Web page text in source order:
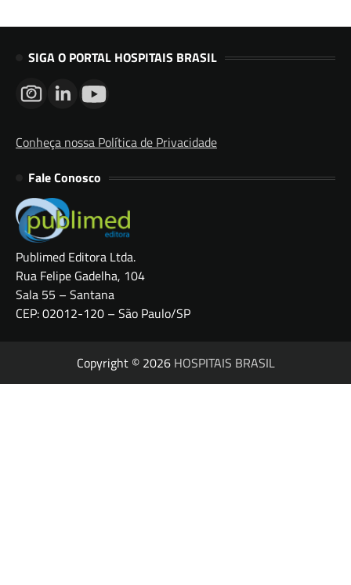
SIGA O PORTAL HOSPITAIS BRASIL
Conheça nossa Política de Privacidade
Fale Conosco
Publimed Editora Ltda.
Rua Felipe Gadelha, 104
Sala 55 – Santana
CEP: 02012-120 – São Paulo/SP
Copyright © 2026 HOSPITAIS BRASIL